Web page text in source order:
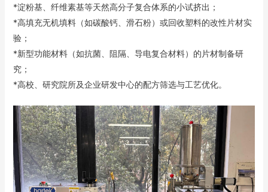
*淀粉基、纤维素基等天然高分子复合体系的小试挤出；
*高填充无机填料（如碳酸钙、滑石粉）或回收塑料的改性片材实
验；
*新型功能材料（如抗菌、阻隔、导电复合材料）的片材制备研
究；
*高校、研究院所及企业研发中心的配方筛选与工艺优化。